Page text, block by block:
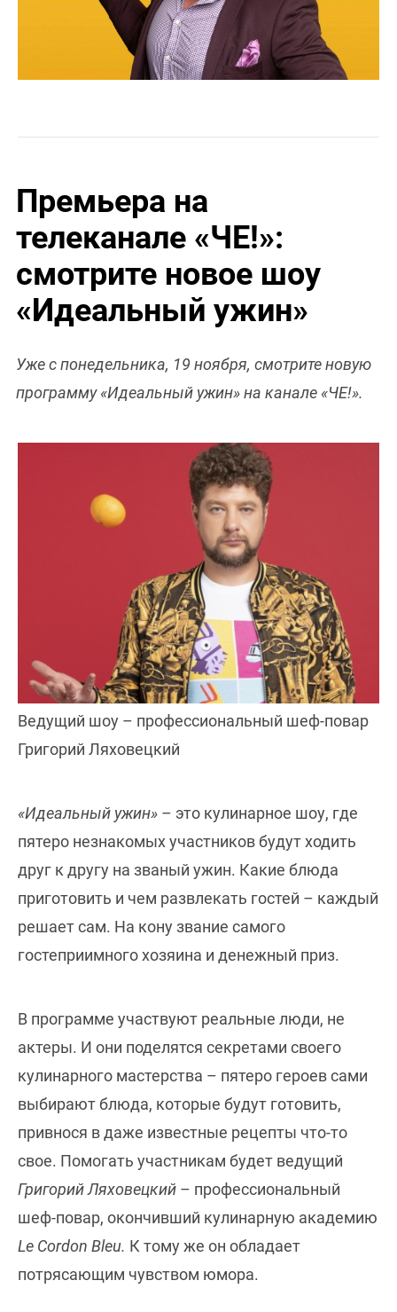
Премьера на
телеканале «ЧЕ!»:
смотрите новое шоу
«Идеальный ужин»
Уже с понедельника, 19 ноября, смотрите новую
программу «Идеальный ужин» на канале «ЧЕ!».
Ведущий шоу – профессиональный шеф-повар
Григорий Ляховецкий
«Идеальный ужин» – это кулинарное шоу, где
пятеро незнакомых участников будут ходить
друг к другу на званый ужин. Какие блюда
приготовить и чем развлекать гостей – каждый
решает сам. На кону звание самого
гостеприимного хозяина и денежный приз.
В программе участвуют реальные люди, не
актеры. И они поделятся секретами своего
кулинарного мастерства – пятеро героев сами
выбирают блюда, которые будут готовить,
привнося в даже известные рецепты что-то
свое. Помогать участникам будет ведущий
Григорий Ляховецкий – профессиональный
шеф-повар, окончивший кулинарную академию
Le Cordon Bleu. К тому же он обладает
потрясающим чувством юмора.